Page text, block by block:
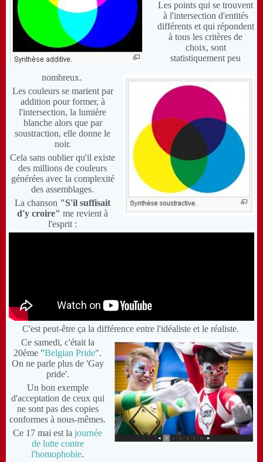
Les points qui se trouvent
à l'intersection d'entités
différents et qui répondent
à tous les critères de
choix, sont
statistiquement peu
nombreux.
Les couleurs se marient par
addition pour former, à
l'intersection, la lumière
blanche alors que par
soustraction, elle donne le
noir.
Cela sans oublier qu'il existe
des millions de couleurs
générées avec la complexité
des assemblages.
La chanson "S'il suffisait
d'y croire" me revient à
l'esprit :
C'est peut-être ça la différence entre l'idéaliste et le réaliste.
Ce samedi, c'était la
20ème "Belgian Pride".
On ne parle plus de 'Gay
pride'.
Un bon exemple
d'acceptation de ceux qui
ne sont pas des copies
conformes à nous-mêmes.
Ce 17 mai est lajournée
de lutte contre
l'homophobie.